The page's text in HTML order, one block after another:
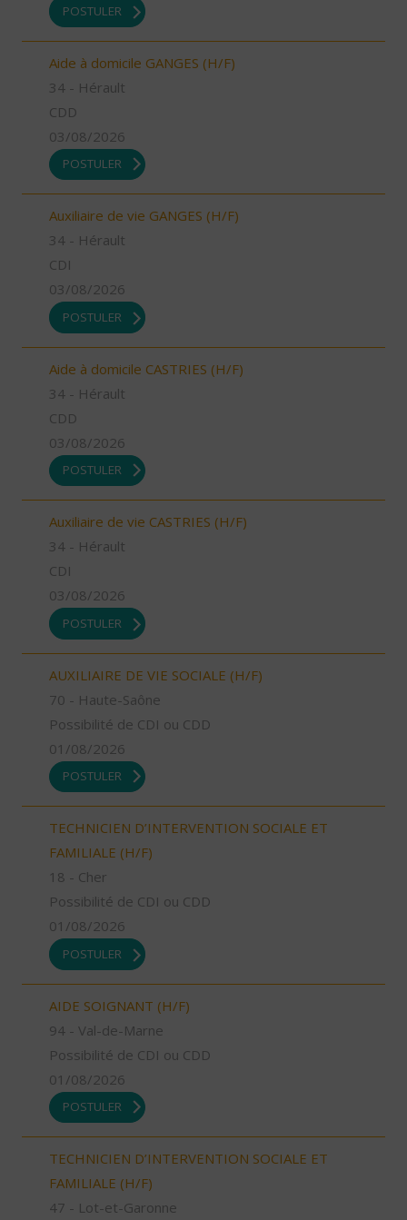
POSTULER
Aide à domicile GANGES (H/F)
34 - Hérault
CDD
03/08/2026
POSTULER
Auxiliaire de vie GANGES (H/F)
34 - Hérault
CDI
03/08/2026
POSTULER
Aide à domicile CASTRIES (H/F)
34 - Hérault
CDD
03/08/2026
POSTULER
Auxiliaire de vie CASTRIES (H/F)
34 - Hérault
CDI
03/08/2026
POSTULER
AUXILIAIRE DE VIE SOCIALE (H/F)
70 - Haute-Saône
Possibilité de CDI ou CDD
01/08/2026
POSTULER
TECHNICIEN D’INTERVENTION SOCIALE ET
FAMILIALE (H/F)
18 - Cher
Possibilité de CDI ou CDD
01/08/2026
POSTULER
AIDE SOIGNANT (H/F)
94 - Val-de-Marne
Possibilité de CDI ou CDD
01/08/2026
POSTULER
TECHNICIEN D’INTERVENTION SOCIALE ET
FAMILIALE (H/F)
47 - Lot-et-Garonne